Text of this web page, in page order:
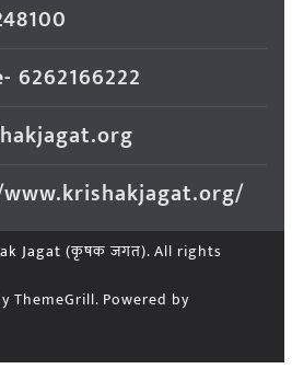
6262166222
Jagat (कृषक जगत). All rights
ThemeGrill. Powered by